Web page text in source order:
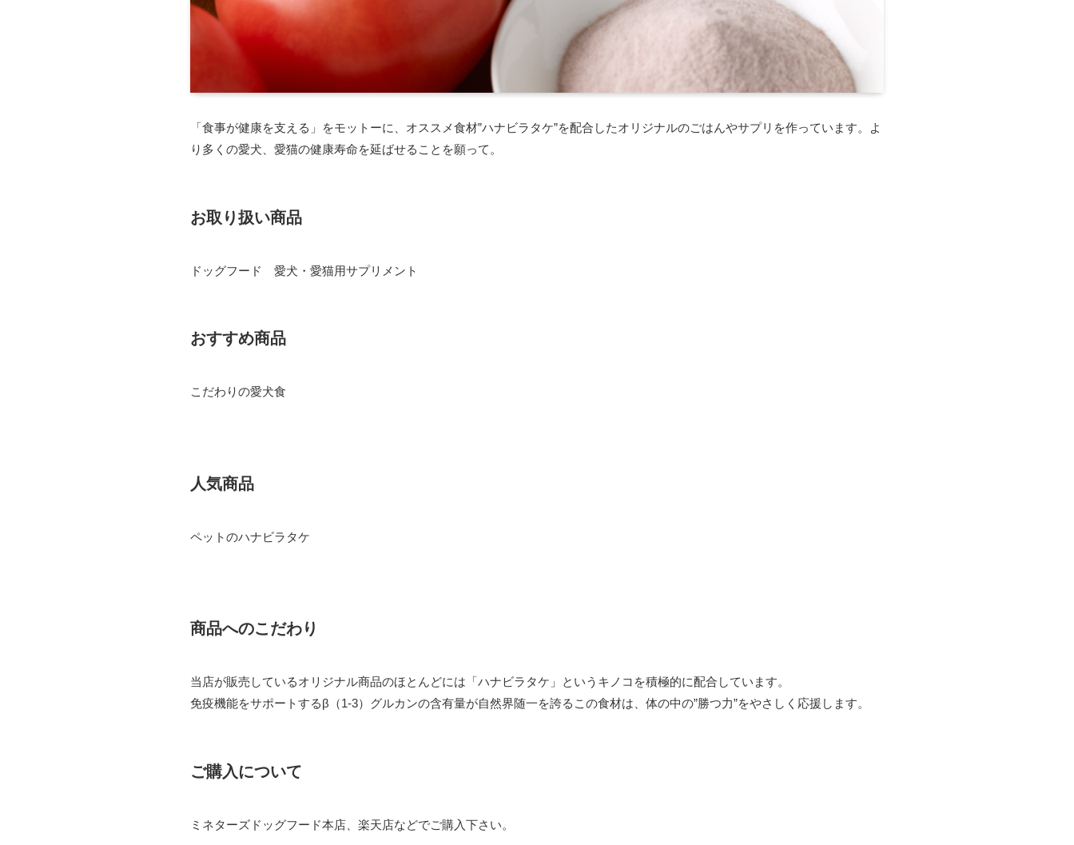
「食事が健康を支える」をモットーに、オススメ食材”ハナビラタケ”を配合したオリジナルのごはんやサプリを作っています。よ
り多くの愛犬、愛猫の健康寿命を延ばせることを願って。
お取り扱い商品
ドッグフード 愛犬・愛猫用サプリメント
おすすめ商品
こだわりの愛犬食
人気商品
ペットのハナビラタケ
商品へのこだわり
当店が販売しているオリジナル商品のほとんどには「ハナビラタケ」というキノコを積極的に配合しています。
免疫機能をサポートするβ（1-3）グルカンの含有量が自然界随一を誇るこの食材は、体の中の”勝つ力”をやさしく応援します。
ご購入について
ミネターズドッグフード本店、楽天店などでご購入下さい。